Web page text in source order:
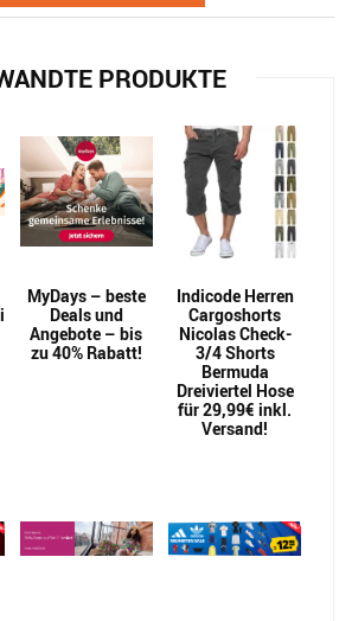
PRODUKTE
MyDays – beste
Deals und
Angebote – bis
zu 40% Rabatt!
Indicode Herren
Cargoshorts
Nicolas Check-
3/4 Shorts
Bermuda
Dreiviertel Hose
für 29,99€ inkl.
Versand!